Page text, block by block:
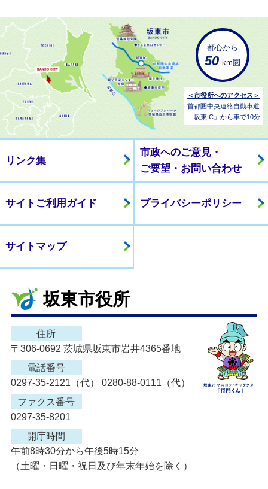
都心から
50 km圏
＜市役所へのアクセス＞
首都圏中央連絡自動車道
「坂東IC」から車で10分
リンク集
市政へのご意見・
ご要望・お問い合わせ
サイトご利用ガイド プライバシーポリシー
サイトマップ
坂東市役所
住所
〒306-0692 茨城県坂東市岩井4365番地
電話番号
0297-35-2121（代） 0280-88-0111（代）
ファクス番号
0297-35-8201
開庁時間
午前8時30分から午後5時15分
（土曜・日曜・祝日及び年末年始を除く）